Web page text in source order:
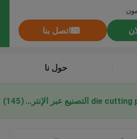
اتصل بنا
حول نا
die cutting press machine التصنيع عبر الإنترنت (145)